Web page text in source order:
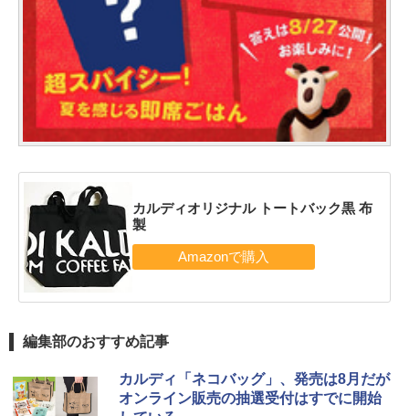
カルディオリジナル トートバック黒 布
製
編集部のおすすめ記事
カルディ「ネコバッグ」、発売は8月だが
オンライン販売の抽選受付はすでに開始